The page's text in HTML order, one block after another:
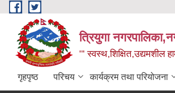
Skip to main content
त्रियुगा
'" स्वस्थ,शिक्षित,उद्यमशील
गृहपृष्ठ परिचय कार्यक्रम तथा परियोजना